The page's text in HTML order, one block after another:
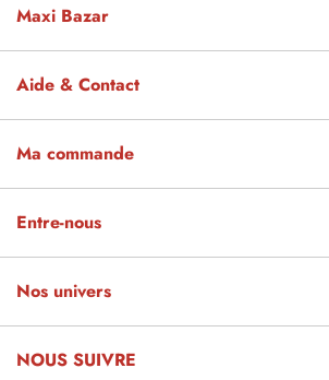
Maxi Bazar
Aide & Contact
Ma commande
Entre-nous
Nos univers
NOUS SUIVRE